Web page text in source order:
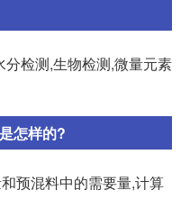
检测,生物检测,微量元素
怎样的?
预混料中的需要量,计算